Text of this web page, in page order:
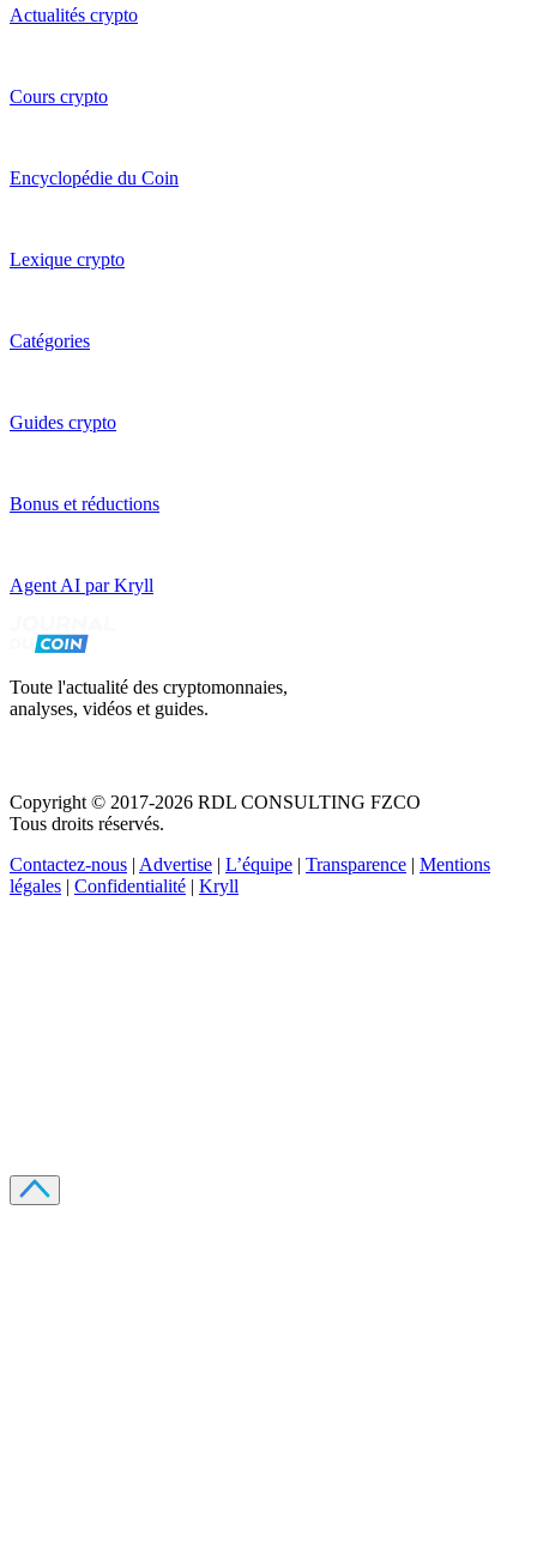
Actualités crypto
Cours crypto
Encyclopédie du Coin
Lexique crypto
Catégories
Guides crypto
Bonus et réductions
Agent AI par Kryll
Toute l'actualité des cryptomonnaies,
analyses, vidéos et guides.
Copyright © 2017-2026 RDL CONSULTING FZCO
Tous droits réservés.
Contactez-nous | Advertise | L’équipe | Transparence | Mentions
légales | Confidentialité | Kryll